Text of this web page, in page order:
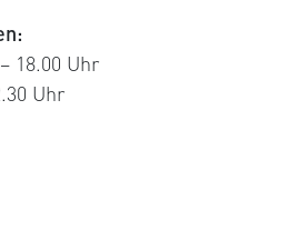
18.00 Uhr
Uhr